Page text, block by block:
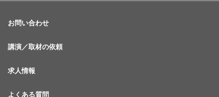
お問い合わせ
講演／取材の依頼
求人情報
よくある質問